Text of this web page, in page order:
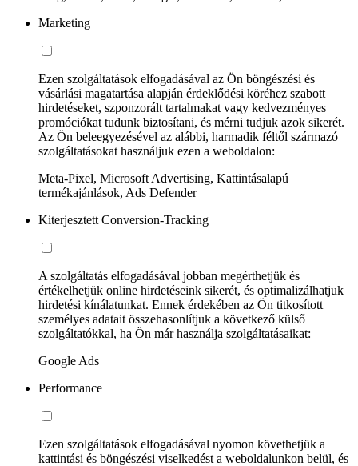
Marketing
Ezen szolgáltatások elfogadásával az Ön böngészési és
vásárlási magatartása alapján érdeklődési köréhez szabott
hirdetéseket, szponzorált tartalmakat vagy kedvezményes
promóciókat tudunk biztosítani, és mérni tudjuk azok sikerét.
Az Ön beleegyezésével az alábbi, harmadik féltől származó
szolgáltatásokat használjuk ezen a weboldalon:
Meta-Pixel, Microsoft Advertising, Kattintásalapú
termékajánlások, Ads Defender
Kiterjesztett Conversion-Tracking
A szolgáltatás elfogadásával jobban megérthetjük és
értékelhetjük online hirdetéseink sikerét, és optimalizálhatjuk
hirdetési kínálatunkat. Ennek érdekében az Ön titkosított
személyes adatait összehasonlítjuk a következő külső
szolgáltatókkal, ha Ön már használja szolgáltatásaikat:
Google Ads
Performance
Ezen szolgáltatások elfogadásával nyomon követhetjük a
kattintási és böngészési viselkedést a weboldalunkon belül, és